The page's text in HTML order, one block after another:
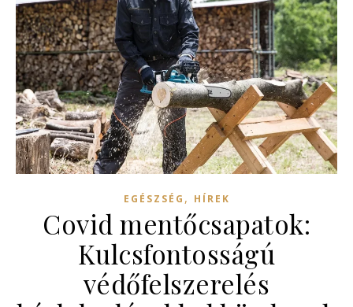
EGÉSZSÉG , HÍREK
Covid mentőcsapatok:
Kulcsfontosságú
védőfelszerelés